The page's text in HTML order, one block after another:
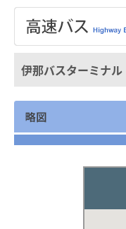
伊那バスターミナル